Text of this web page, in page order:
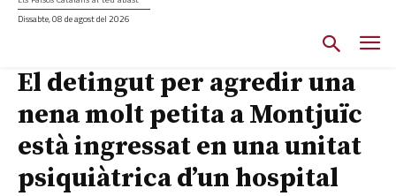
Dissabte, 08 de agost del 2026
El detingut per agredir una
nena molt petita a Montjuïc
està ingressat en una unitat
psiquiàtrica d’un hospital